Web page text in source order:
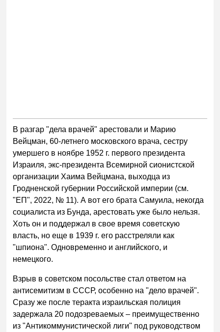
В разгар "дела врачей" арестовали и Марию
Вейцман, 60-летнего московского врача, сестру
умершего в ноябре 1952 г. первого президента
Израиля, экс-президента Всемирной сионистской
организации Хаима Вейцмана, выходца из
Гродненской губернии Российской империи (см.
"ЕП", 2022, № 11). А вот его брата Самуила, некогда
социалиста из Бунда, арестовать уже было нельзя.
Хоть он и поддержал в свое время советскую
власть, но еще в 1939 г. его расстреляли как
"шпиона". Одновременно и английского, и
немецкого.
Взрыв в советском посольстве стал ответом на
антисемитизм в СССР, особенно на "дело врачей".
Сразу же после теракта израильская полиция
задержала 20 подозреваемых – преимущественно
из "Антикоммунистической лиги" под руководством